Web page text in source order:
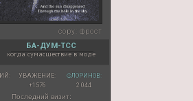
copy: фрост
БА-ДУМ-ТСС
когда сумасшествие в моде
УВАЖЕНИЕ:
+1576
ФЛОРИНОВ:
2 044
Последний визит: